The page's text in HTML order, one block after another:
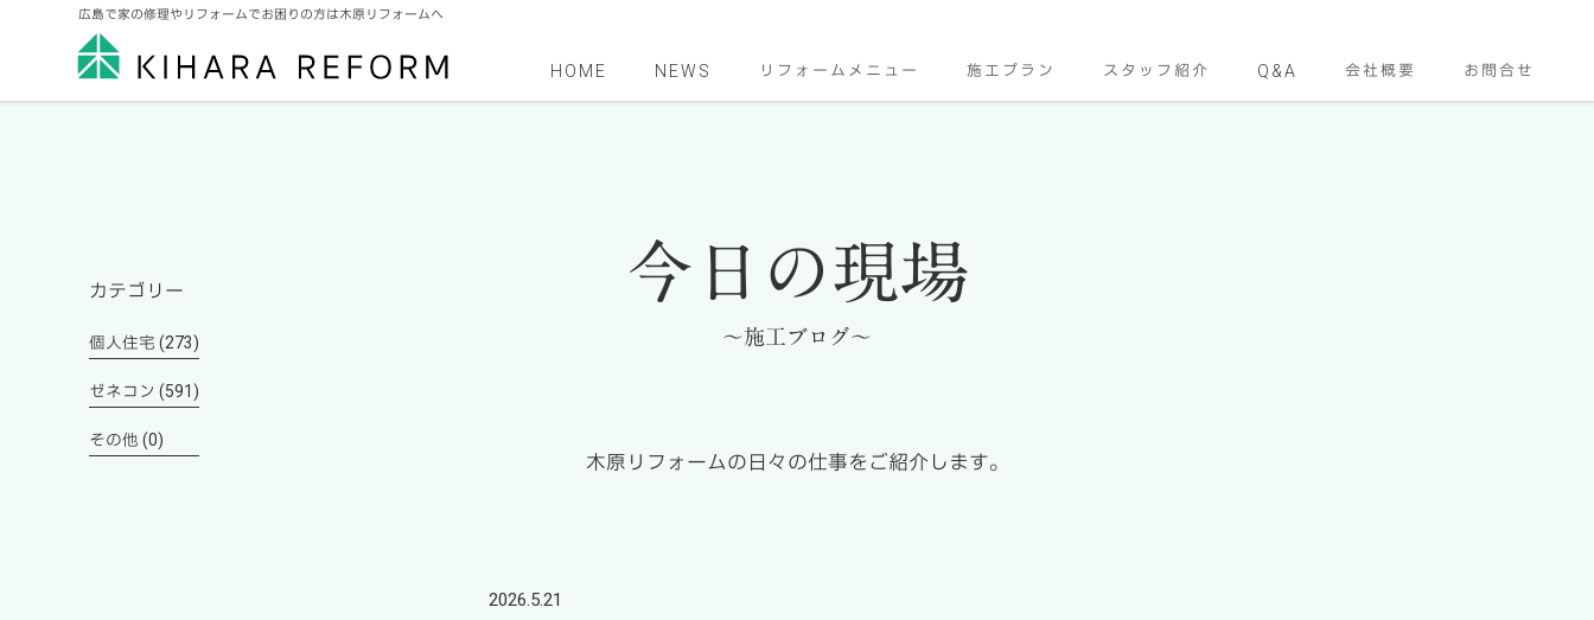
広島で家の修理やリフォームでお困りの方は木原リフォームへ
HOME NEWS リフォームメニュー 施工プラン スタッフ紹介 Q&A 会社概要 お問合せ
今日の現場
～施工ブログ～
木原リフォームの日々の仕事をご紹介します。
2026.5.21
カテゴリー
個人住宅 (273)
ゼネコン (591)
その他 (0)